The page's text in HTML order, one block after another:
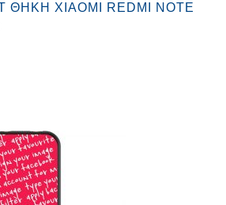
ΘΉΚΗ XIAOMI REDMI NOTE